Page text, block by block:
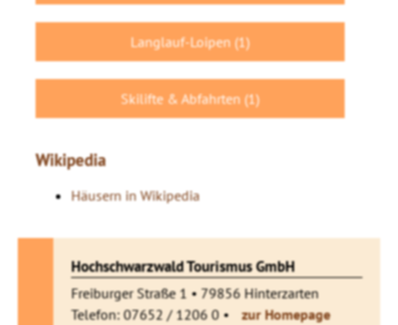
Langlauf-Loipen (1)
Skilifte & Abfahrten (1)
Wikipedia
Häusern in Wikipedia
Hochschwarzwald Tourismus GmbH
Freiburger Straße 1 • 79856 Hinterzarten
Telefon: 07652 / 1206 0 •
zur Homepage